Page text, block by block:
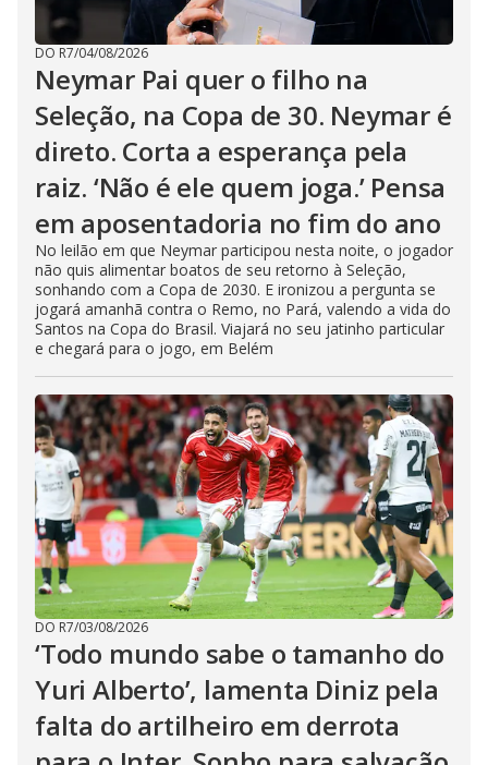
DO R7/04/08/2026
Neymar Pai quer o filho na
Seleção, na Copa de 30. Neymar é
direto. Corta a esperança pela
raiz. ‘Não é ele quem joga.’ Pensa
em aposentadoria no fim do ano
No leilão em que Neymar participou nesta noite, o jogador
não quis alimentar boatos de seu retorno à Seleção,
sonhando com a Copa de 2030. E ironizou a pergunta se
jogará amanhã contra o Remo, no Pará, valendo a vida do
Santos na Copa do Brasil. Viajará no seu jatinho particular
e chegará para o jogo, em Belém
DO R7/03/08/2026
‘Todo mundo sabe o tamanho do
Yuri Alberto’, lamenta Diniz pela
falta do artilheiro em derrota